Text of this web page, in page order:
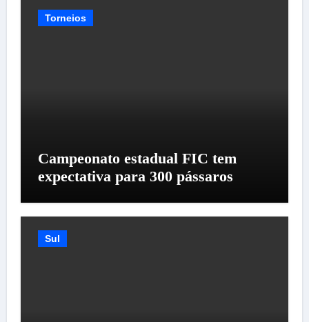
Torneios
Campeonato estadual FIC tem
expectativa para 300 pássaros
Sul